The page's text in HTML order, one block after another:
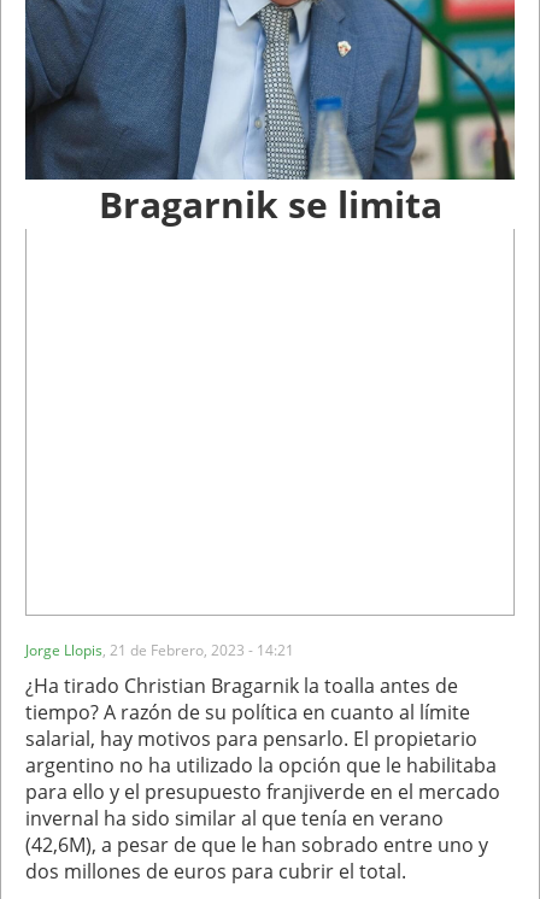
Bragarnik se limita
Jorge Llopis, 21 de Febrero, 2023 - 14:21
¿Ha tirado Christian Bragarnik la toalla antes de
tiempo? A razón de su política en cuanto al límite
salarial, hay motivos para pensarlo. El propietario
argentino no ha utilizado la opción que le habilitaba
para ello y el presupuesto franjiverde en el mercado
invernal ha sido similar al que tenía en verano
(42,6M), a pesar de que le han sobrado entre uno y
dos millones de euros para cubrir el total.